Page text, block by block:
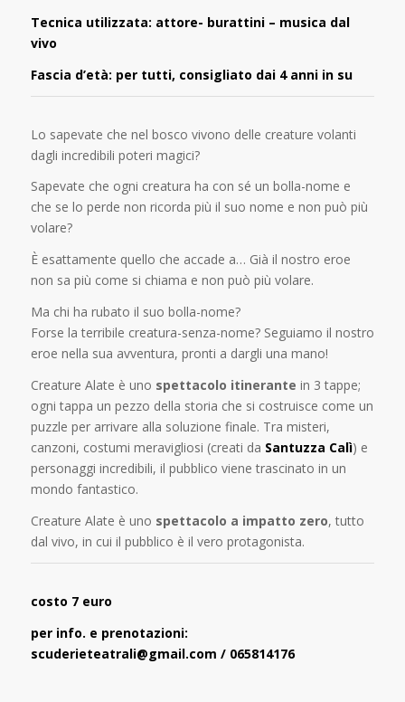
Tecnica utilizzata: attore- burattini – musica dal
vivo
Fascia d’età: per tutti, consigliato dai 4 anni in su
Lo sapevate che nel bosco vivono delle creature volanti
dagli incredibili poteri magici?
Sapevate che ogni creatura ha con sé un bolla-nome e
che se lo perde non ricorda più il suo nome e non può più
volare?
È esattamente quello che accade a… Già il nostro eroe
non sa più come si chiama e non può più volare.
Ma chi ha rubato il suo bolla-nome?
Forse la terribile creatura-senza-nome? Seguiamo il nostro
eroe nella sua avventura, pronti a dargli una mano!
Creature Alate è uno spettacolo itinerante in 3 tappe;
ogni tappa un pezzo della storia che si costruisce come un
puzzle per arrivare alla soluzione finale. Tra misteri,
canzoni, costumi meravigliosi (creati da Santuzza Calì) e
personaggi incredibili, il pubblico viene trascinato in un
mondo fantastico.
Creature Alate è uno spettacolo a impatto zero, tutto
dal vivo, in cui il pubblico è il vero protagonista.
costo 7 euro
per info. e prenotazioni:
scuderieteatrali@gmail.com / 065814176